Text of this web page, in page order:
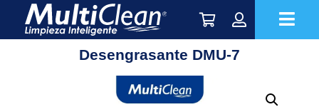
Desengrasante DMU-7